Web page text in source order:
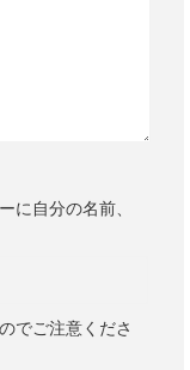
に自分の名前、
でご注意くださ